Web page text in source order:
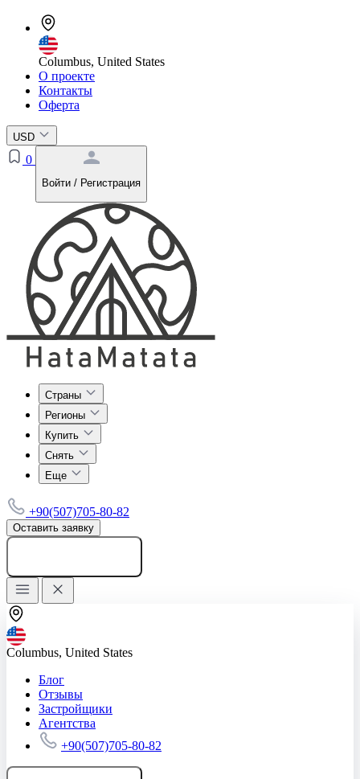
Columbus, United States
О проекте
Контакты
Оферта
USD
0
Войти / Регистрация
Страны
Регионы
Купить
Снять
Еще
+90(507)705-80-82
Оставить заявку
Columbus, United States
Блог
Отзывы
Застройщики
Агентства
+90(507)705-80-82